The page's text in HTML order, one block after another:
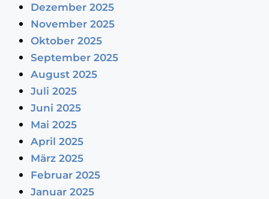
Dezember 2025
November 2025
Oktober 2025
September 2025
August 2025
Juli 2025
Juni 2025
Mai 2025
April 2025
März 2025
Februar 2025
Januar 2025